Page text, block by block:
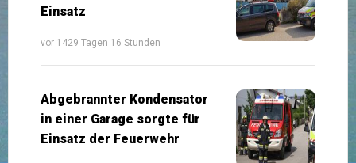
Einsatz
vor 1429 Tagen 16 Stunden
Abgebrannter Kondensator
in einer Garage sorgte für
Einsatz der Feuerwehr